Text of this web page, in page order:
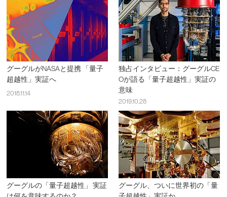
グーグルがNASAと提携 「量子
超越性」実証へ
2018.11.14
独占インタビュー：グーグルCE
Oが語る「量子超越性」実証の
意味
2019.10.28
グーグルの「量子超越性」 実証
グーグル、ついに世界初の「量